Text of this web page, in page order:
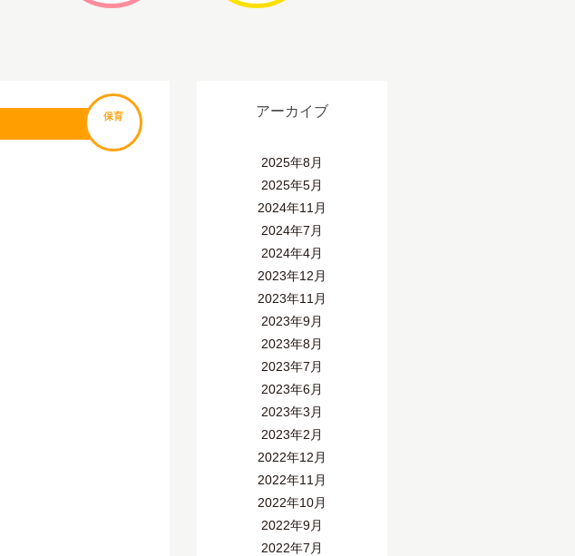
保育 アーカイブ
2025年8月
2025年5月
2024年11月
2024年7月
2024年4月
2023年12月
2023年11月
2023年9月
2023年8月
2023年7月
2023年6月
2023年3月
2023年2月
2022年12月
2022年11月
2022年10月
2022年9月
2022年7月